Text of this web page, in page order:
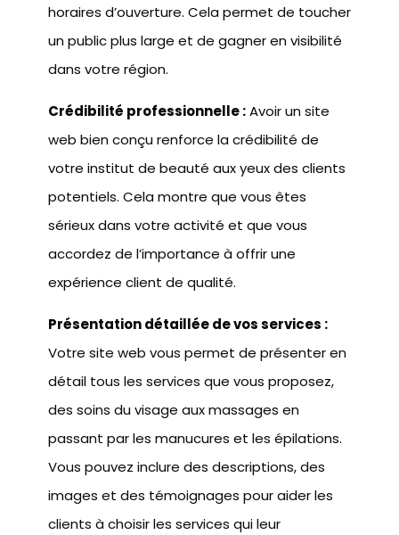
horaires d’ouverture. Cela permet de toucher
un public plus large et de gagner en visibilité
dans votre région.
Crédibilité professionnelle : Avoir un site
web bien conçu renforce la crédibilité de
votre institut de beauté aux yeux des clients
potentiels. Cela montre que vous êtes
sérieux dans votre activité et que vous
accordez de l’importance à offrir une
expérience client de qualité.
Présentation détaillée de vos services :
Votre site web vous permet de présenter en
détail tous les services que vous proposez,
des soins du visage aux massages en
passant par les manucures et les épilations.
Vous pouvez inclure des descriptions, des
images et des témoignages pour aider les
clients à choisir les services qui leur